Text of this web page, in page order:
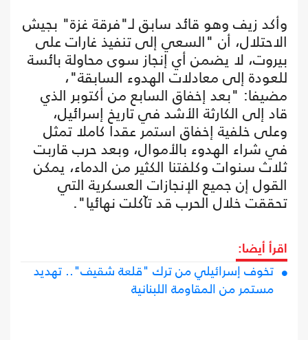
وأكد زيف وهو قائد سابق لـ"فرقة غزة" بجيش
الاحتلال، أن "السعي إلى تنفيذ غارات على
بيروت، لا يضمن أي إنجاز سوى محاولة بائسة
للعودة إلى معادلات الهدوء السابقة"،
مضيفا: "بعد إخفاق السابع من أكتوبر الذي
قاد إلى الكارثة الأشد في تاريخ إسرائيل،
وعلى خلفية إخفاق استمر عقدا كاملا تمثل
في شراء الهدوء بالأموال، وبعد حرب قاربت
ثلاث سنوات وكلفتنا الكثير من الدماء، يمكن
القول إن جميع الإنجازات العسكرية التي
تحققت خلال الحرب قد تآكلت نهائيا".
اقرأ أيضا:
تخوف إسرائيلي من ترك "قلعة شقيف".. تهديد
مستمر من المقاومة اللبنانية